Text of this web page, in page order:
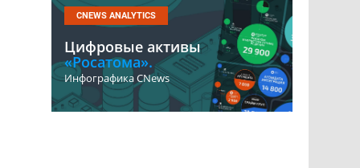
CNEWS ANALYTICS
Цифровые активы
«Росатома».
Инфографика CNews